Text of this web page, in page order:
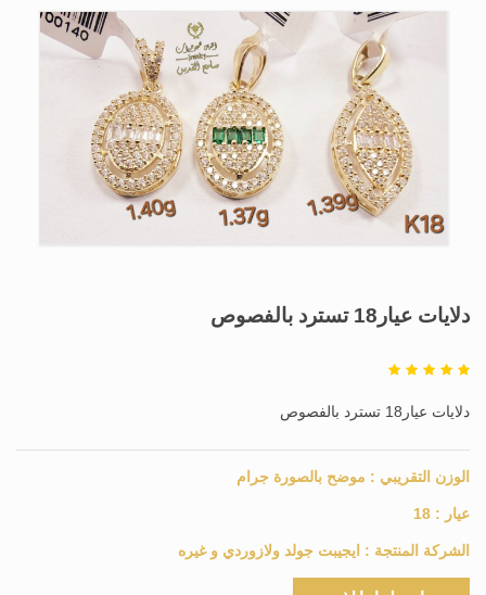
دلايات عيار18 تسترد بالفصوص
دلايات عيار18 تسترد بالفصوص
الوزن التقريبي : موضح بالصورة جرام
عيار : 18
الشركة المنتجة : ايجيبت جولد ولازوردي و غيره